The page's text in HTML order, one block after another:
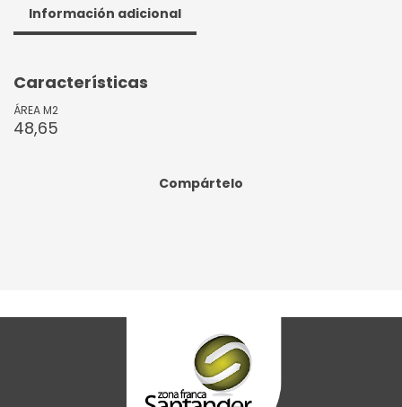
Información adicional
Características
ÁREA M2
48,65
Compártelo